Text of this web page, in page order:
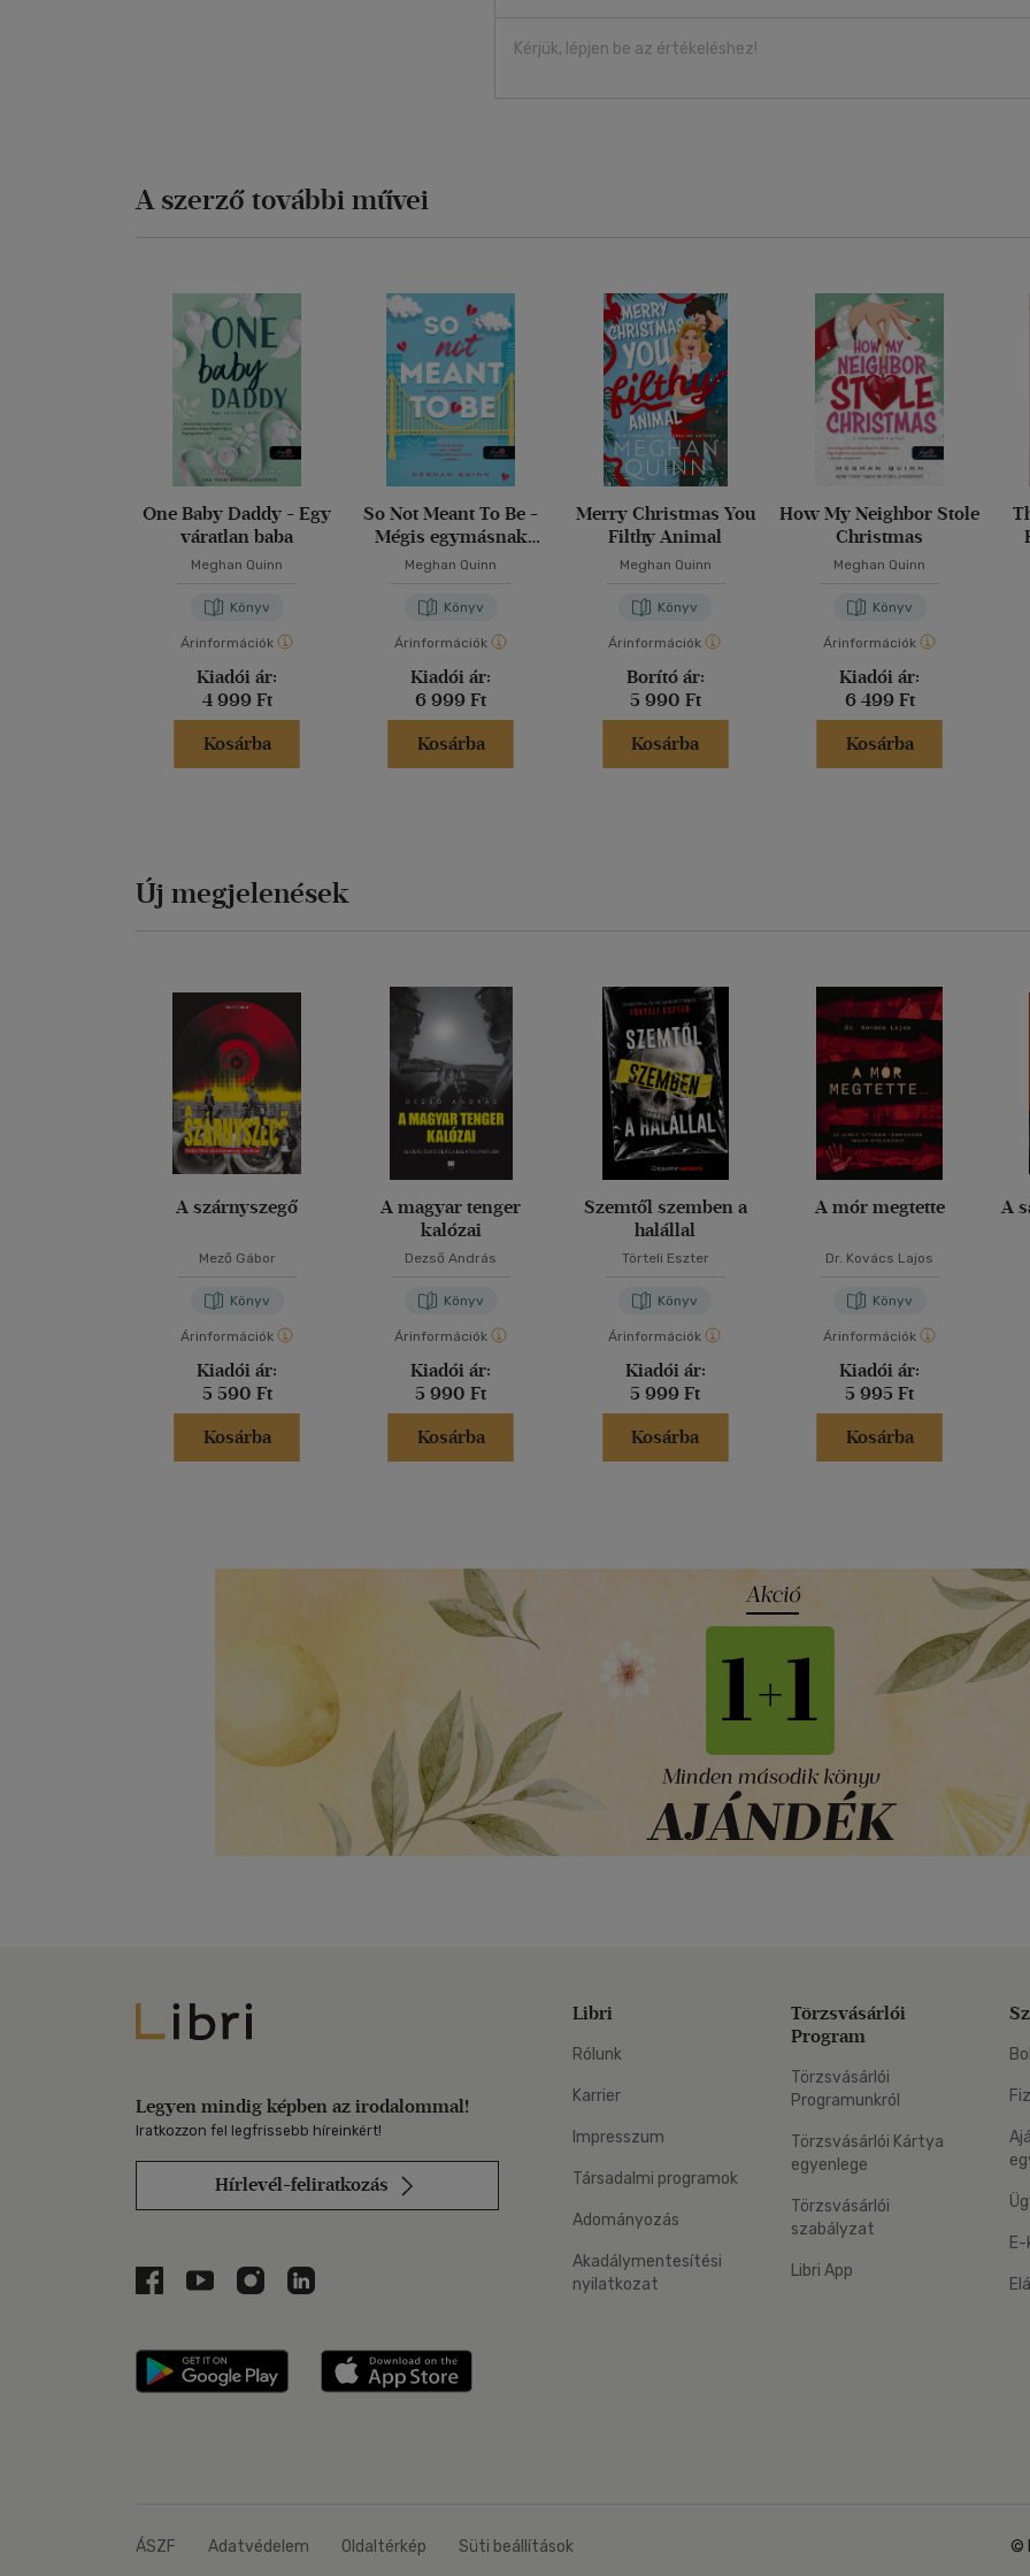
Kérjük, lépjen be az értékeléshez!
A szerző további művei
One Baby Daddy - Egy
váratlan baba
Meghan Quinn
Könyv
Árinformációk
Kiadói ár:
4 999 Ft
Kosárba
So Not Meant To Be -
Mégis egymásnak
teremtve?
Meghan Quinn
Könyv
Árinformációk
Kiadói ár:
6 999 Ft
Kosárba
Merry Christmas You
Filthy Animal
Meghan Quinn
Könyv
Árinformációk
Borító ár:
5 990 Ft
Kosárba
How My Neighbor Stole
Christmas
Meghan Quinn
Könyv
Árinformációk
Kiadói ár:
6 499 Ft
Kosárba
Új megjelenések
A szárnyszegő
Mező Gábor
Könyv
Árinformációk
Kiadói ár:
5 590 Ft
Kosárba
A magyar tenger
kalózai
Dezső András
Könyv
Árinformációk
Kiadói ár:
5 990 Ft
Kosárba
Szemtől szemben a
halállal
Törteli Eszter
Könyv
Árinformációk
Kiadói ár:
5 999 Ft
Kosárba
A mór megtette
Dr. Kovács Lajos
Könyv
Árinformációk
Kiadói ár:
5 995 Ft
Kosárba
A
Libri
Legyen mindig képben az irodalommal!
Iratkozzon fel legfrissebb híreinkért!
Hírlevél-feliratkozás
Libri a Facebookon
Libri a Youtube-on
Libri az Instagramon
Libri a LinkedInen
Libri applikáció Szerezd meg: Google Play
Libri
Rólunk
Karrier
Impresszum
Társadalmi programok
Adományozás
Akadálymentesítési
nyilatkozat
Törzsvásárlói
Program
Törzsvásárlói
Programunkról
Törzsvásárlói Kártya
egyenlege
Törzsvásárlói
szabályzat
Libri App
ÁSZF Adatvédelem Oldaltérkép Süti beállítások ©